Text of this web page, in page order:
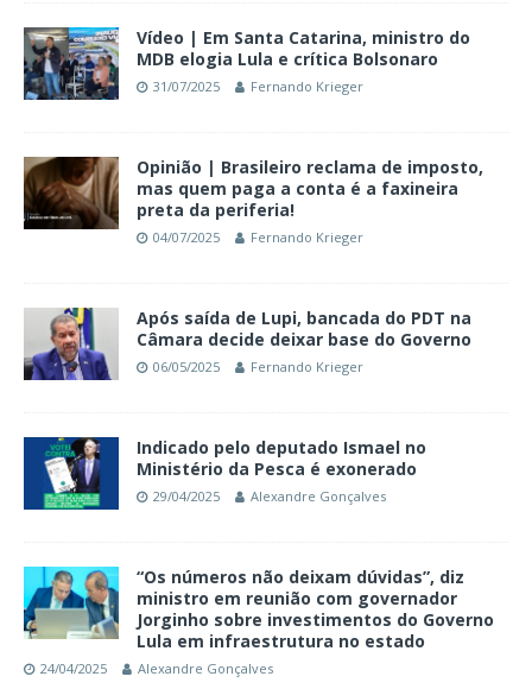
Vídeo | Em Santa Catarina, ministro do
MDB elogia Lula e crítica Bolsonaro
31/07/2025 Fernando Krieger
Opinião | Brasileiro reclama de imposto,
mas quem paga a conta é a faxineira
preta da periferia!
04/07/2025 Fernando Krieger
Após saída de Lupi, bancada do PDT na
Câmara decide deixar base do Governo
06/05/2025 Fernando Krieger
Indicado pelo deputado Ismael no
Ministério da Pesca é exonerado
29/04/2025 Alexandre Gonçalves
“Os números não deixam dúvidas”, diz
ministro em reunião com governador
Jorginho sobre investimentos do Governo
Lula em infraestrutura no estado
24/04/2025 Alexandre Gonçalves